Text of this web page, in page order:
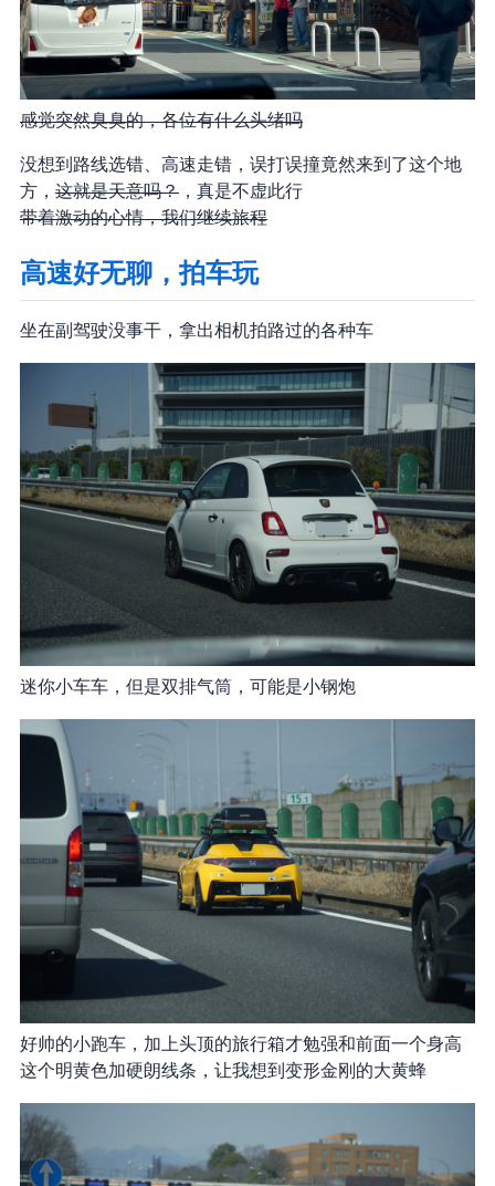
感觉突然臭臭的，各位有什么头绪吗.jpg
没想到路线选错、高速走错，误打误撞竟然来到了这个地
方， 这就是天意吗？ ，真是不虚此行
带着激动的心情，我们继续旅程
高速好无聊，拍车玩
坐在副驾驶没事干，拿出相机拍路过的各种车
迷你小车车，但是双排气筒，可能是小钢炮
好帅的小跑车，加上头顶的旅行箱才勉强和前面 SUV 一个身高
这个明黄色加硬朗线条，让我想到变形金刚的大黄蜂